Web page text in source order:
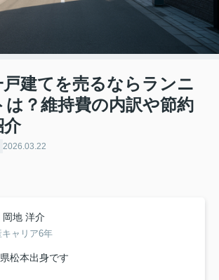
建てを売るならランニ
は？維持費の内訳や節約
介
2026.03.22
岡地 洋介
ャリア6年
松本出身です